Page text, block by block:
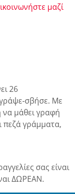
μαζί
26
γράψε-σβήσε. Με
να μάθει γραφή
πεζά γράμματα,
σας είναι
ΔΩΡΕΑΝ.